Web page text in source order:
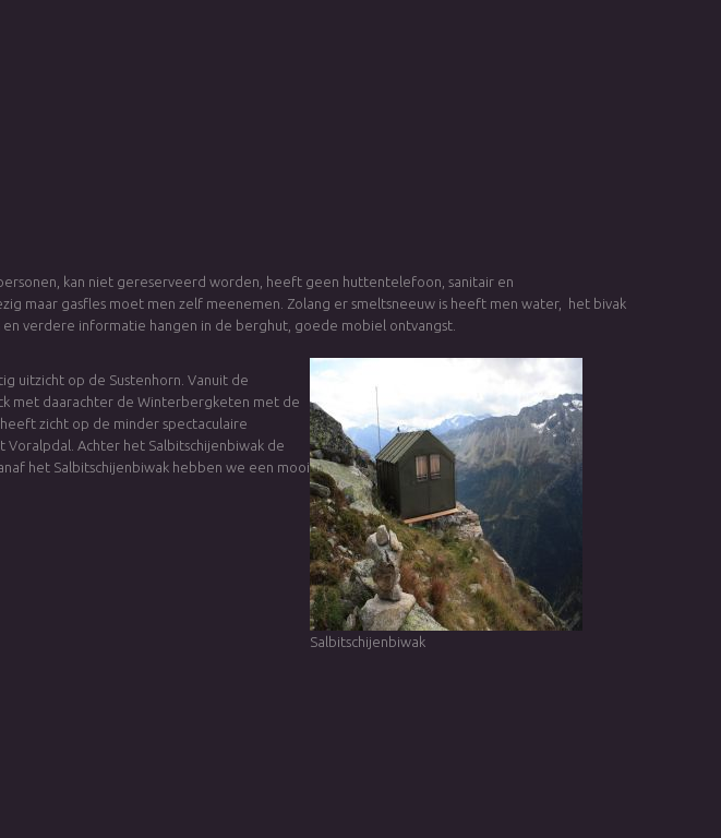
kan niet gereserveerd worden, heeft geen huttentelefoon, sanitair en
maar gasfles moet men zelf meenemen. Zolang er smeltsneeuw is heeft men water, het bivak
verdere informatie hangen in de berghut, goede mobiel ontvangst.
Salbitschijenbiwak
uitzicht op de Sustenhorn. Vanuit de
met daarachter de Winterbergketen met de
zicht op de minder spectaculaire
Voralpdal. Achter het Salbitschijenbiwak de
het Salbitschijenbiwak hebben we een mooi